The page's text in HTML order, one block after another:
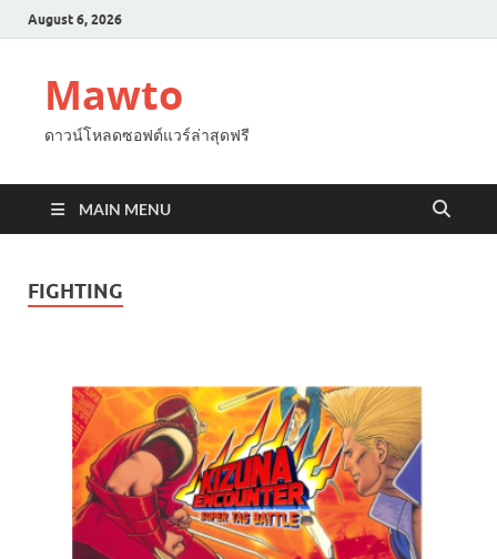
August 6, 2026
Mawto
ดาวน์โหลดซอฟต์แวร์ล่าสุดฟรี
MAIN MENU
FIGHTING